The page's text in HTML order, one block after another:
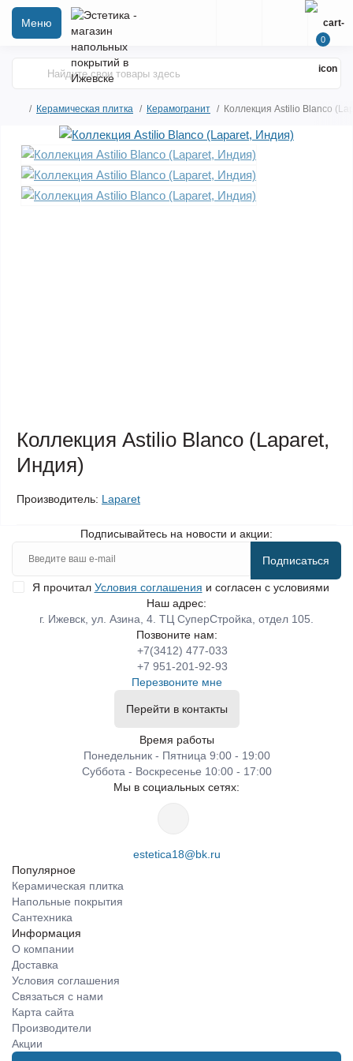
Меню
0
Керамическая плитка Керамогранит Коллекция Astilio Blanco
Коллекция Astilio Blanco (Laparet,
Индия)
Производитель: Laparet
Подписывайтесь на новости и акции:
Подписаться
Я прочитал Условия соглашения и согласен с условиями
Наш адрес:
г. Ижевск, ул. Азина, 4. ТЦ СуперСтройка, отдел 105.
Позвоните нам:
+7(3412) 477-033
+7 951-201-92-93
Перезвоните мне
Перейти в контакты
Время работы
Понедельник - Пятница 9:00 - 19:00
Суббота - Воскресенье 10:00 - 17:00
Мы в социальных сетях:
estetica18@bk.ru
Популярное
Керамическая плитка
Напольные покрытия
Сантехника
Информация
О компании
Доставка
Условия соглашения
Связаться с нами
Карта сайта
Производители
Акции